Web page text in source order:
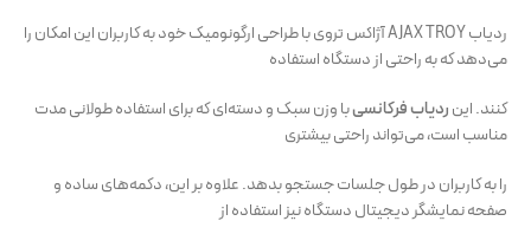
ردیاب AJAX TROY آژاکس تروی با طراحی ارگونومیک خود به کاربران این امکان را
می‌دهد که به راحتی از دستگاه استفاده
کنند. اینردیاب فرکانسیبا وزن سبک و دسته‌ای که برای استفاده طولانی مدت
مناسب است، می‌تواند راحتی بیشتری
را به کاربران در طول جلسات جستجو بدهد. علاوه بر این، دکمه‌های ساده و
صفحه نمایشگر دیجیتال دستگاه نیز استفاده از